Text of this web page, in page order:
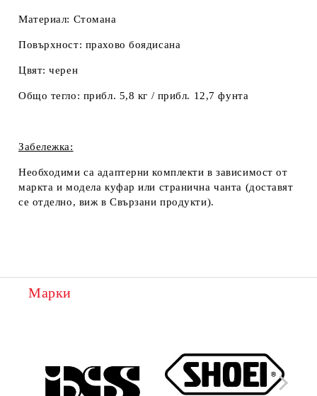
Материал: Стомана
Повърхност: прахово боядисана
Цвят:черен
Общо тегло: прибл. 5,8 кг / прибл. 12,7 фунта
Забележка:
Необходими са адаптерни комплекти в зависимост от
маркта и модела куфар или странична чанта (доставят
се отделно, виж вСвързани продукти).
Марки